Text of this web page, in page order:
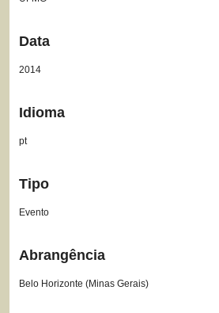
Data
2014
Idioma
pt
Tipo
Evento
Abrangência
Belo Horizonte (Minas Gerais)